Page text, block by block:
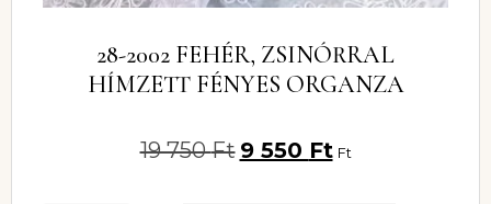
28-2002 FEHÉR, ZSINÓRRAL
HÍMZETT FÉNYES ORGANZA
19 750Ft 9 550 Ft Ft